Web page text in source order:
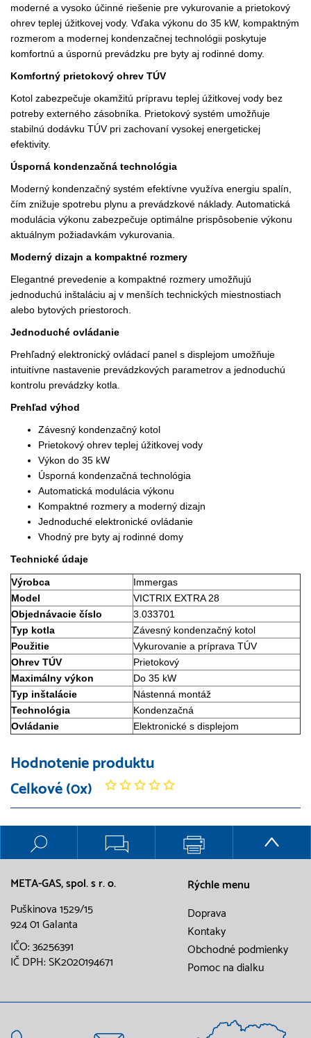
moderné a vysoko účinné riešenie pre vykurovanie a prietokový
ohrev teplej úžitkovej vody. Vďaka výkonu do 35 kW, kompaktným
rozmerom a modernej kondenzačnej technológii poskytuje
komfortnú a úspornú prevádzku pre byty aj rodinné domy.
Komfortný prietokový ohrev TÚV
Kotol zabezpečuje okamžitú prípravu teplej úžitkovej vody bez
potreby externého zásobníka. Prietokový systém umožňuje
stabilnú dodávku TÚV pri zachovaní vysokej energetickej
efektivity.
Úsporná kondenzačná technológia
Moderný kondenzačný systém efektívne využíva energiu spalín,
čím znižuje spotrebu plynu a prevádzkové náklady. Automatická
modulácia výkonu zabezpečuje optimálne prispôsobenie výkonu
aktuálnym požiadavkám vykurovania.
Moderný dizajn a kompaktné rozmery
Elegantné prevedenie a kompaktné rozmery umožňujú
jednoduchú inštaláciu aj v menších technických miestnostiach
alebo bytových priestoroch.
Jednoduché ovládanie
Prehľadný elektronický ovládací panel s displejom umožňuje
intuitívne nastavenie prevádzkových parametrov a jednoduchú
kontrolu prevádzky kotla.
Prehľad výhod
Závesný kondenzačný kotol
Prietokový ohrev teplej úžitkovej vody
Výkon do 35 kW
Úsporná kondenzačná technológia
Automatická modulácia výkonu
Kompaktné rozmery a moderný dizajn
Jednoduché elektronické ovládanie
Vhodný pre byty aj rodinné domy
Technické údaje
Výrobca
Immergas
Model
VICTRIX EXTRA 28
Objednávacie číslo
3.033701
Typ kotla
Závesný kondenzačný kotol
Použitie
Vykurovanie a príprava TÚV
Ohrev TÚV
Prietokový
Maximálny výkon
Do 35 kW
Typ inštalácie
Nástenná montáž
Technológia
Kondenzačná
Ovládanie
Elektronické s displejom
Hodnotenie produktu
Celkové (0x)
META-GAS, spol. s r. o.
Puškinova 1529/15
924 01 Galanta
IČO: 36256391
IČ DPH: SK2020194671
Rýchle menu
Doprava
Kontaky
Obchodné podmienky
Pomoc na dialku